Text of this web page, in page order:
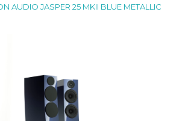
AUDIO JASPER 25 MKII BLUE METALLIC